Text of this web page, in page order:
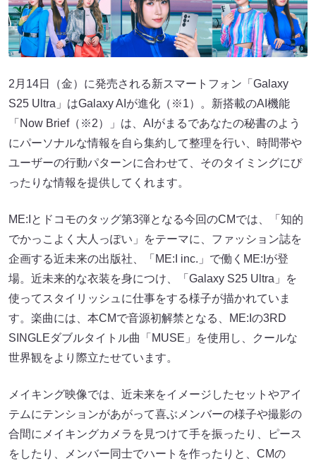
2月14日（金）に発売される新スマートフォン「Galaxy
S25 Ultra」はGalaxy AIが進化（※1）。新搭載のAI機能
「Now Brief（※2）」は、AIがまるであなたの秘書のよう
にパーソナルな情報を自ら集約して整理を行い、時間帯や
ユーザーの行動パターンに合わせて、そのタイミングにぴ
ったりな情報を提供してくれます。
ME:Iとドコモのタッグ第3弾となる今回のCMでは、「知的
でかっこよく大人っぽい」をテーマに、ファッション誌を
企画する近未来の出版社、「ME:I inc.」で働くME:Iが登
場。近未来的な衣装を身につけ、「Galaxy S25 Ultra」を
使ってスタイリッシュに仕事をする様子が描かれていま
す。楽曲には、本CMで音源初解禁となる、ME:Iの3RD
SINGLEダブルタイトル曲「MUSE」を使用し、クールな
世界観をより際立たせています。
メイキング映像では、近未来をイメージしたセットやアイ
テムにテンションがあがって喜ぶメンバーの様子や撮影の
合間にメイキングカメラを見つけて手を振ったり、ピース
をしたり、メンバー同士でハートを作ったりと、CMの